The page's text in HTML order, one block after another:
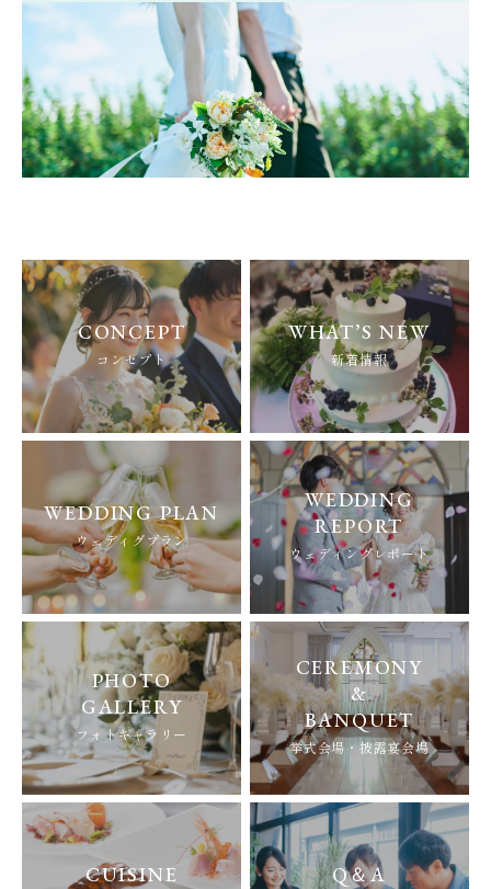
CONCEPT
コンセプト
WHAT’S NEW
新着情報
WEDDING PLAN
ウェディグプラン
WEDDING
REPORT
ウェディングレポート
PHOTO
GALLERY
フォトギャラリー
CEREMONY
&
BANQUET
挙式会場・披露宴会場
CUISINE Q＆A